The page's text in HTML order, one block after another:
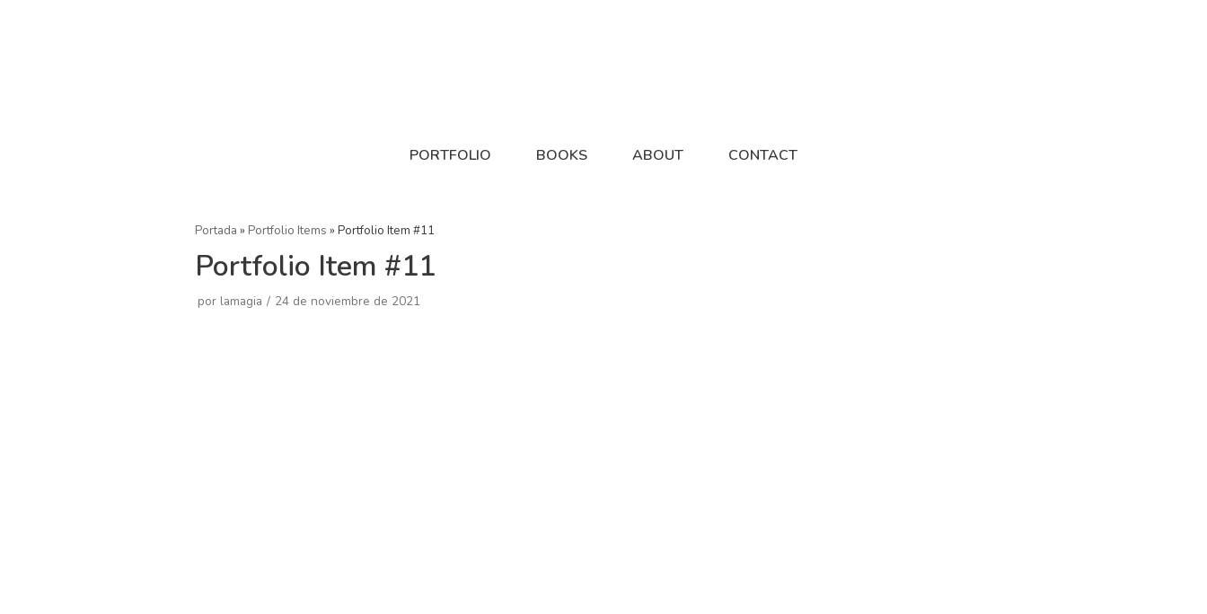
PORTFOLIO BOOKS ABOUT CONTACT
Portada » Portfolio Items » Portfolio Item #11
Portfolio Item #11
por lamagia 24 de noviembre de 2021